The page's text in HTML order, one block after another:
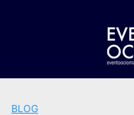
BLOG